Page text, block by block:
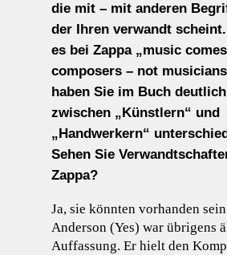
die mit – mit anderen
der Ihren verwandt
es bei Zappa „music
composers – not
haben Sie im Buch deutlich
zwischen „Künstlern“ und
„Handwerkern“
Sehen Sie
Zappa?
Ja, sie könnten vorhanden
Anderson (Yes) war übrigens
Auffassung. Er hielt den